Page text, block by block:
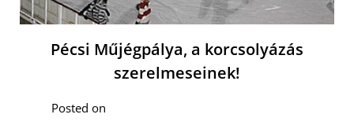
Pécsi Műjégpálya, a korcsolyázás
szerelmeseinek!
Posted on